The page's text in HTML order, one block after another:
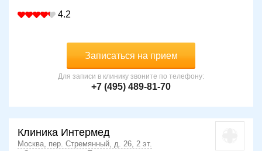
4.2
Записаться на прием
Для записи в клинику звоните по телефону:
+7 (495) 489-81-70
Клиника Интермед
Москва, пер. Стремянный, д. 26, 2 эт.